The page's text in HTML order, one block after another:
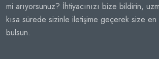
mi arıyorsunuz? İhtiyacınızı bize bildirin,
kısa sürede sizinle iletişime geçerek size
bulsun.